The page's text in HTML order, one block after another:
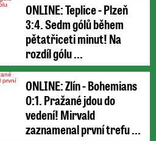
ONLINE: Teplice - Plzeň
3:4. Sedm gólů během
pětatřiceti minut! Na
rozdíl gólu ...
ONLINE: Zlín - Bohemians
0:1. Pražané jdou do
vedení! Mirvald
zaznamenal první trefu ...